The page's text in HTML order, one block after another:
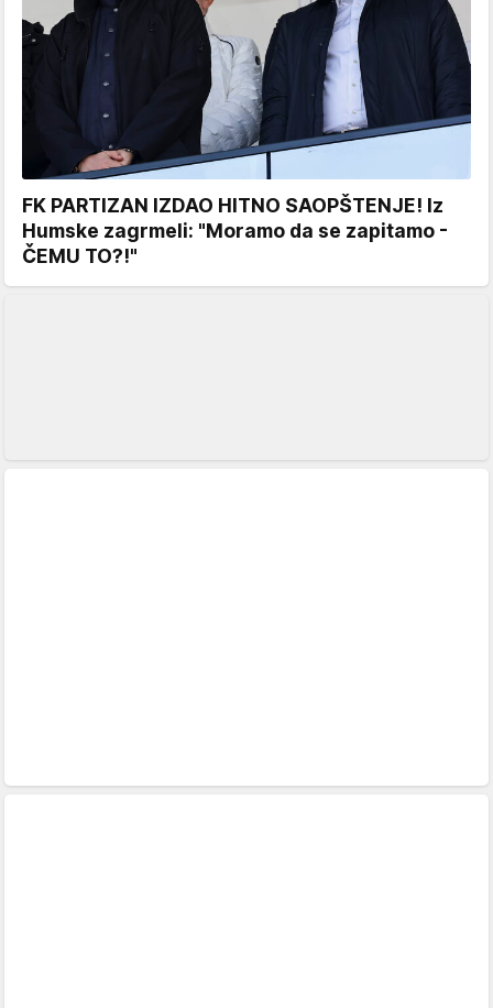
FK PARTIZAN IZDAO HITNO SAOPŠTENJE! Iz
Humske zagrmeli: "Moramo da se zapitamo -
ČEMU TO?!"